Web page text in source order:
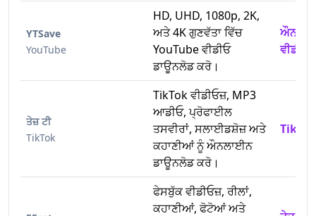
YTSave
YouTube
HD, UHD, 1080p, 2K,
ਅਤੇ 4K ਗੁਣਵੱਤਾ ਵਿੱਚ
YouTube ਵੀਡੀਓ
ਡਾਊਨਲੋਡ ਕਰੋ।
ਵੀਡੀਓ
ਤੇਜ਼ ਟੀ
TikTok
TikTok ਵੀਡੀਓਜ਼, MP3
ਆਡੀਓ, ਪ੍ਰੋਫਾਈਲ
ਤਸਵੀਰਾਂ, ਸਲਾਈਡਸ਼ੋਜ਼ ਅਤੇ
ਕਹਾਣੀਆਂ ਨੂੰ ਔਨਲਾਈਨ
ਡਾਊਨਲੋਡ ਕਰੋ।
ਫੇਸਬੁੱਕ ਵੀਡੀਓਜ਼, ਰੀਲਾਂ,
ਕਹਾਣੀਆਂ, ਫੋਟੋਆਂ ਅਤੇ